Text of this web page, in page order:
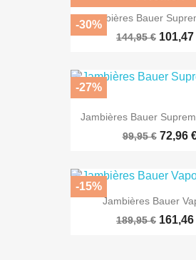
Jambières Bauer
144,95 € 101,47
-30%
Jambières Bauer
99,95 € 72,96
-27%
Jambières Bauer
189,95 € 161,46
-15%